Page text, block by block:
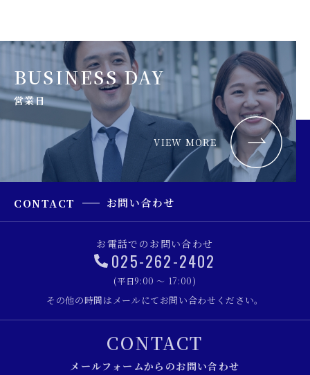
BUSINESS DAY
営業日
VIEW MORE
CONTACT お問い合わせ
お電話でのお問い合わせ
025-262-2402
(平日9:00 ～ 17:00)
その他の時間はメールにてお問い合わせください。
CONTACT
メールフォームからのお問い合わせ